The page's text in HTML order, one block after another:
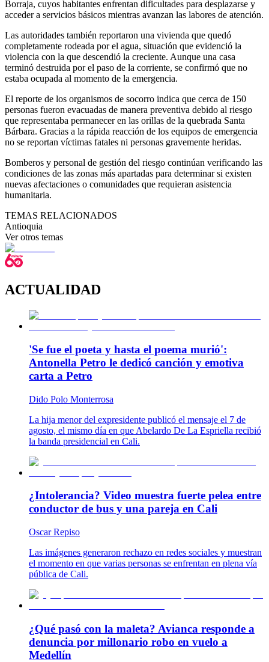
Borraja, cuyos habitantes enfrentan dificultades para desplazarse y
acceder a servicios básicos mientras avanzan las labores de atención.
Las autoridades también reportaron una vivienda que quedó
completamente rodeada por el agua, situación que evidenció la
violencia con la que descendió la creciente. Aunque una casa
terminó destruida por el paso de la corriente, se confirmó que no
estaba ocupada al momento de la emergencia.
El reporte de los organismos de socorro indica que cerca de 150
personas fueron evacuadas de manera preventiva debido al riesgo
que representaba permanecer en las orillas de la quebrada Santa
Bárbara. Gracias a la rápida reacción de los equipos de emergencia
no se reportan víctimas fatales ni personas gravemente heridas.
Bomberos y personal de gestión del riesgo continúan verificando las
condiciones de las zonas más apartadas para determinar si existen
nuevas afectaciones o comunidades que requieran asistencia
humanitaria.
TEMAS RELACIONADOS
Antioquia
Ver otros temas
ACTUALIDAD
'Se fue el poeta y hasta el poema murió':
Antonella Petro le dedicó canción y emotiva
carta a Petro
Dido Polo Monterrosa
La hija menor del expresidente publicó el mensaje el 7 de
agosto, el mismo día en que Abelardo De La Espriella recibió
la banda presidencial en Cali.
¿Intolerancia? Video muestra fuerte pelea entre
conductor de bus y una pareja en Cali
Oscar Repiso
Las imágenes generaron rechazo en redes sociales y muestran
el momento en que varias personas se enfrentan en plena vía
pública de Cali.
¿Qué pasó con la maleta? Avianca responde a
denuncia por millonario robo en vuelo a
Medellín